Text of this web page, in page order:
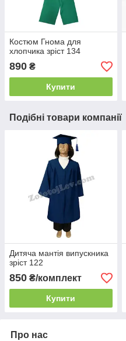
Костюм Гнома для
хлопчика зріст 134
890 ₴
Купити
Подібні товари компанії
Дитяча мантія випускника
зріст 122
850 ₴/комплект
Купити
Про нас